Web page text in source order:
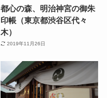
都心の森、明治神宮の御朱
印帳（東京都渋谷区代々
木）
2019年11月26日